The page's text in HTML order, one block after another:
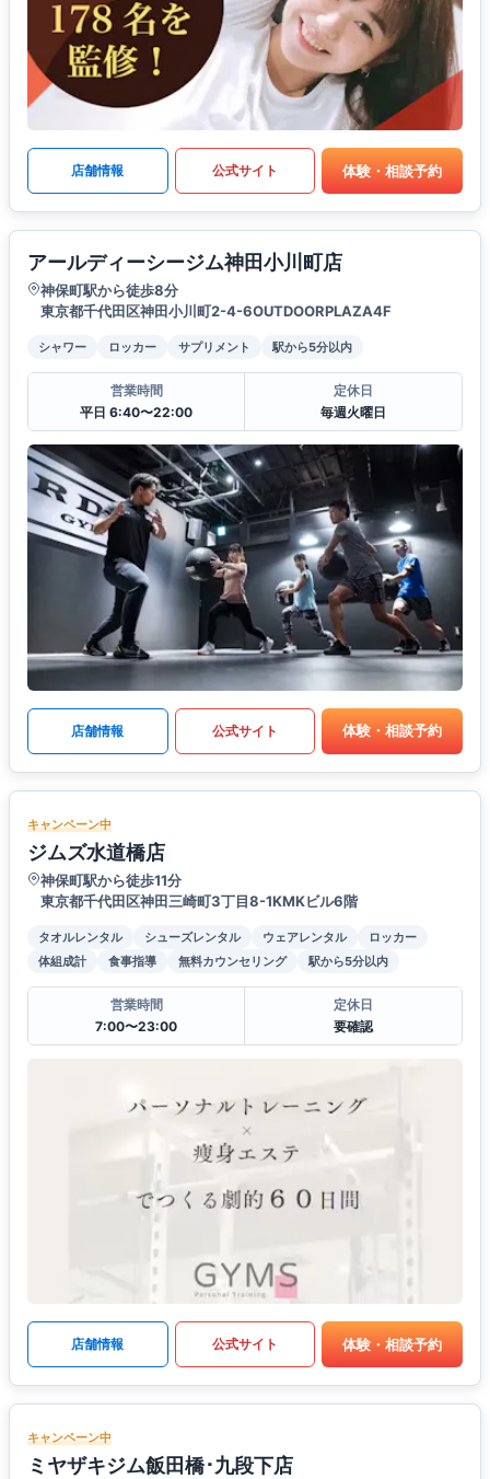
店舗情報 公式サイト 体験・相談予約
アールディーシージム神田小川町店
神保町駅から徒歩8分
東京都千代田区神田小川町2-4-6OUTDOORPLAZA4F
シャワー ロッカー サプリメント 駅から5分以内
営業時間
平日 6:40〜22:00
定休日
毎週火曜日
店舗情報 公式サイト 体験・相談予約
キャンペーン中
ジムズ水道橋店
神保町駅から徒歩11分
東京都千代田区神田三崎町3丁目8-1KMKビル6階
タオルレンタル シューズレンタル ウェアレンタル
ロッカー
体組成計
食事指導 無料カウンセリング 駅から5分以内
営業時間
7:00〜23:00
定休日
要確認
店舗情報 公式サイト 体験・相談予約
キャンペーン中
ミヤザキジム飯田橋･九段下店